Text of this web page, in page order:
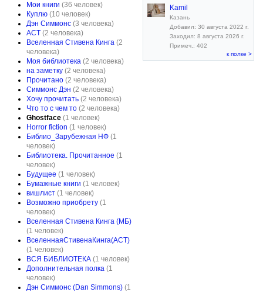
Мои книги (36 человек)
Куплю (10 человек)
Дэн Симмонс (3 человека)
АСТ (2 человека)
Вселенная Стивена Кинга (2
человека)
Моя библиотека (2 человека)
на заметку (2 человека)
Прочитано (2 человека)
Симмонс Дэн (2 человека)
Хочу прочитать (2 человека)
Что то с чем то (2 человека)
Ghostface (1 человек)
Horror fiction (1 человек)
Библио_Зарубежная НФ (1
человек)
Библиотека. Прочитанное (1
человек)
Будущее (1 человек)
Бумажные книги (1 человек)
вишлист (1 человек)
Возможно приобрету (1
человек)
Вселенная Стивена Кинга (МБ)
(1 человек)
ВселеннаяСтивенаКинга(АСТ)
(1 человек)
ВСЯ БИБЛИОТЕКА (1 человек)
Дополнительная полка (1
человек)
Дэн Симмонс (Dan Simmons) (1
Kamil
Казань
Добавил: 30 августа 2022 г.
Заходил: 8 августа 2026 г.
Примеч.: 402
к полке >